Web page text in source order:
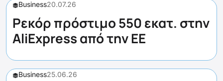
Business20.07.26
Ρεκόρ πρόστιμο 550 εκατ. στην
AliExpress από την ΕΕ
Business25.06.26